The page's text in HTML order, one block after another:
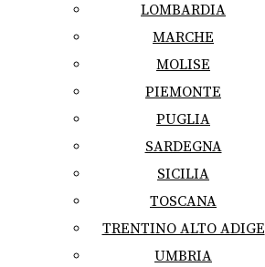
LOMBARDIA
MARCHE
MOLISE
PIEMONTE
PUGLIA
SARDEGNA
SICILIA
TOSCANA
TRENTINO ALTO ADIGE
UMBRIA